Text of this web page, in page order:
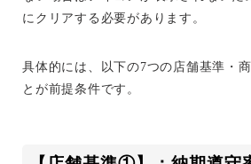
にクリアする必要があります。
具体的には、以下の7つの店舗基準・
とが前提条件です。